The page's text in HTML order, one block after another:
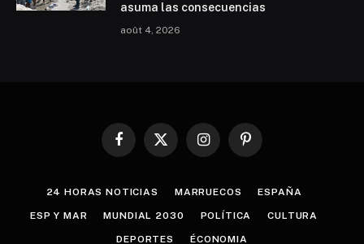
asuma las consecuencias
août 4, 2026
Facebook
X
InstagramPinterest
24 HORAS NOTICIAS MARRUECOS ESPAÑA
ESP Y MAR MUNDIAL 2030 POLÍTICA CULTURA
DEPORTES ÉCONOMIA